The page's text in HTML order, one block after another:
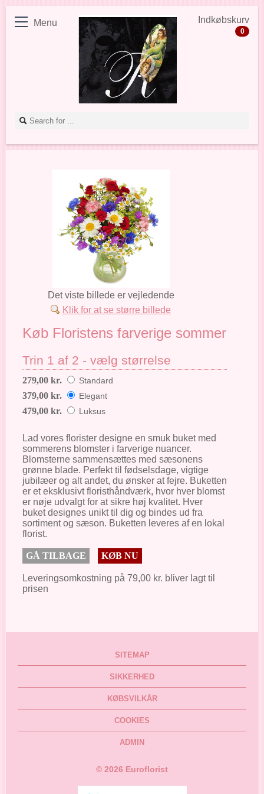
Menu Indkøbskurv
0
Det viste billede er vejledende
Klik for at se større billede
Køb Floristens farverige sommer
Trin 1 af 2 - vælg størrelse
279,00 kr. Standard
379,00 kr. Elegant
479,00 kr. Luksus
Lad vores florister designe en smuk buket med
sommerens blomster i farverige nuancer.
Blomsterne sammensættes med sæsonens
grønne blade. Perfekt til fødselsdage, vigtige
jubilæer og alt andet, du ønsker at fejre. Buketten
er et eksklusivt floristhåndværk, hvor hver blomst
er nøje udvalgt for at sikre høj kvalitet. Hver
buket designes unikt til dig og bindes ud fra
sortiment og sæson. Buketten leveres af en lokal
florist.
GÅ TILBAGE KØB NU
Leveringsomkostning på 79,00 kr. bliver lagt til
prisen
© 2026 Euroflorist
SITEMAP
SIKKERHED
KØBSVILKÅR
COOKIES
ADMIN